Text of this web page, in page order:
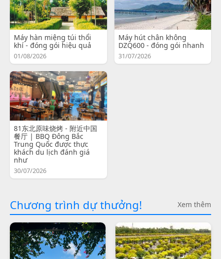
Máy hàn miệng túi thổi
khí - đóng gói hiệu quả
01/08/2026
Máy hút chân không
DZQ600 - đóng gói nhanh
31/07/2026
81东北原味烧烤 - 附近中国
餐厅 | BBQ Đông Bắc
Trung Quốc được thực
khách du lịch đánh giá
như
30/07/2026
Chương trình dự thưởng! Xem thêm